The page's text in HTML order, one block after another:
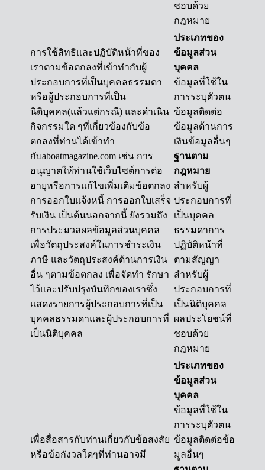
ชอบด้วย
กฎหมาย
การใช้สิทธิและปฏิบัติหน้าที่ของ
เราตามข้อตกลงที่เข้าทำกับผู้
ประกอบการที่เป็นบุคคลธรรมดา
หรือผู้ประกอบการที่เป็น
นิติบุคคล(แล้วแต่กรณี) และดำเนิน
กิจกรรมใด ๆที่เกี่ยวข้องกับข้อ
ตกลงที่ท่านได้เข้าทำ
กับaboatmagazine.com เช่น การ
อนุญาตให้ท่านใช้เว็บไซต์การต่อ
อายุหรือการแก้ไขเพิ่มเติมข้อตกลง
การออกใบแจ้งหนี้ การออกใบเสร็จ
รับเงิน เป็นต้นนอกจากนี้ ยังรวมถึง
การประมวลผลข้อมูลส่วนบุคคล
เพื่อวัตถุประสงค์ในการชำระเงิน
ภาษี และวัตถุประสงค์ด้านการเงิน
อื่น ๆตามข้อตกลง เพื่อจัดทำ รักษา
ไว้และปรับปรุงบันทึกของเราซึ่ง
แสดงรายการผู้ประกอบการที่เป็น
บุคคลธรรมดาและผู้ประกอบการที่
เป็นนิติบุคคล
ประเภทของ
ข้อมูลส่วน
บุคคล
ข้อมูลที่ใช้ใน
การระบุตัวตน
ข้อมูลติดต่อ
ข้อมูลด้านการ
เงินข้อมูลอื่นๆ
ฐานตาม
กฎหมาย
สำหรับผู้
ประกอบการที่
เป็นบุคคล
ธรรมดาการ
ปฏิบัติหน้าที่
ตามสัญญา
สำหรับผู้
ประกอบการที่
เป็นนิติบุคคล
ผลประโยชน์ที่
ชอบด้วย
กฎหมาย
เพื่อสื่อสารกับท่านเกี่ยวกับข้อสงสัย
หรือข้อกังวลใดๆที่ท่านอาจมี
ประเภทของ
ข้อมูลส่วน
บุคคล
ข้อมูลที่ใช้ใน
การระบุตัวตน
ข้อมูลติดต่อข้อ
มูลอื่นๆ